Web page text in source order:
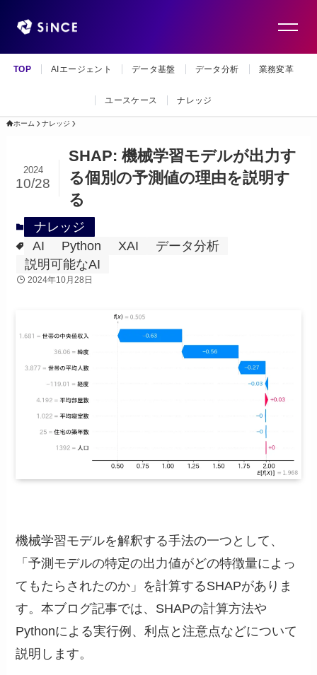
TOP AIエージェント データ基盤 データ分析 業務変革
ユースケース ナレッジ
ホーム ナレッジ
SHAP: 機械学習モデルが出力す
る個別の予測値の理由を説明す
る
2024
10/28
ナレッジ
AI
Python XAI
データ分析
説明可能なAI
2024年10月28日
機械学習モデルを解釈する手法の一つとして、
「予測モデルの特定の出力値がどの特徴量によっ
てもたらされたのか」を計算するSHAPがありま
す。本ブログ記事では、SHAPの計算方法や
Pythonによる実行例、利点と注意点などについて
説明します。